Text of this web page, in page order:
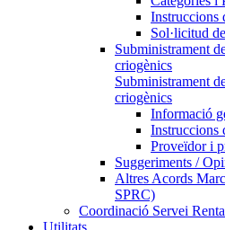
Instruccions
Sol·licitud
Subministrament
criogènics
Subministrament
criogènics
Informació
Instruccions
Proveïdor i
Suggeriments /
Altres Acords
SPRC)
Coordinació Servei
Utilitats